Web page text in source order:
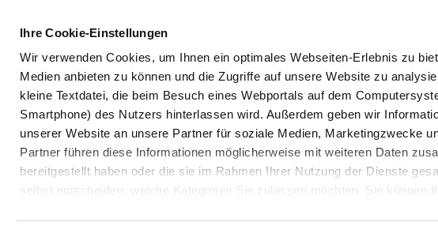
Ihre Cookie-Einstellungen
Wir verwenden Cookies, um Ihnen ein optimales Webseiten-Erlebnis zu
Medien anbieten zu können und die Zugriffe auf unsere Website zu
kleine Textdatei, die beim Besuch eines Webportals auf dem
Smartphone) des Nutzers hinterlassen wird. Außerdem geben wir
unserer Website an unsere Partner für soziale Medien, Marketingzwecke
Partner führen diese Informationen möglicherweise mit weiteren Daten
bereitgestellt haben oder die sie im Rahmen Ihrer Nutzung der Dienste
selbst entscheiden, welche Kategorien Sie zulassen möchten. Sie können